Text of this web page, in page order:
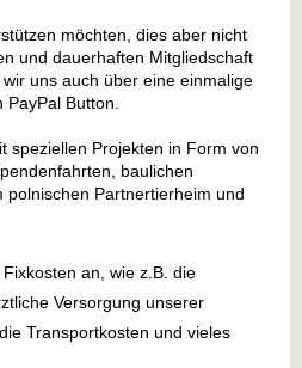
möchten, dies aber nicht
und dauerhaften Mitgliedschaft
uns auch über eine einmalige
Button.
speziellen Projekten in Form von
baulichen
polnischen Partnertierheim und
an, wie z.B. die
Versorgung unserer
Transportkosten und vieles